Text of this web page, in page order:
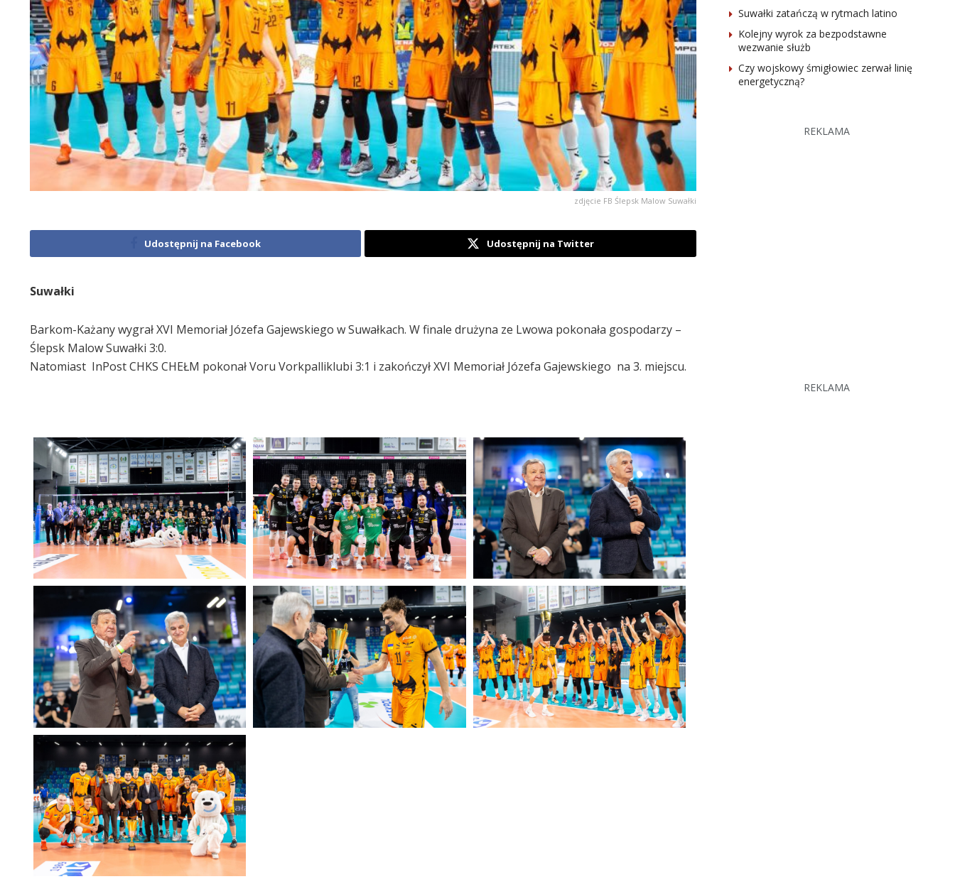
zdjęcie FB Ślepsk Malow Suwałki
Udostępnij na Facebook Udostępnij na Twitter
Suwałki
Barkom-Każany wygrał XVI Memoriał Józefa Gajewskiego w Suwałkach. W finale drużyna ze Lwowa pokonała gospodarzy –
Ślepsk Malow Suwałki 3:0.
Natomiast InPost CHKS CHEŁM pokonał Voru Vorkpalliklubi 3:1 i zakończył XVI Memoriał Józefa Gajewskiego na 3. miejscu.
Suwałki zatańczą w rytmach latino
Kolejny wyrok za bezpodstawne
wezwanie służb
Czy wojskowy śmigłowiec zerwał linię
energetyczną?
REKLAMA
REKLAMA